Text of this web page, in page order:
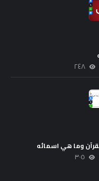
٢٤٨
وما هي اسمائه
٣٠٥